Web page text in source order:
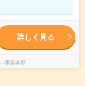
詳しく見る
事業本部